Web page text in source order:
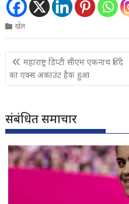
खेल
Post
navigation
महाराष्ट्र डिप्टी सीएम एकनाथ शिंदे
का एक्स अकाउंट हैक हुआ
संबंधित समाचार